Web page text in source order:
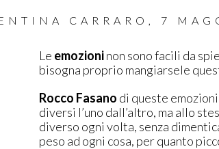
CARRARO , 7
Le emozioninon sono facili da
bisogna proprio mangiarsele
Rocco Fasano di queste
diversi l’uno dall’altro, ma allo
diverso ogni volta, senza
peso ad ogni cosa, per quanto